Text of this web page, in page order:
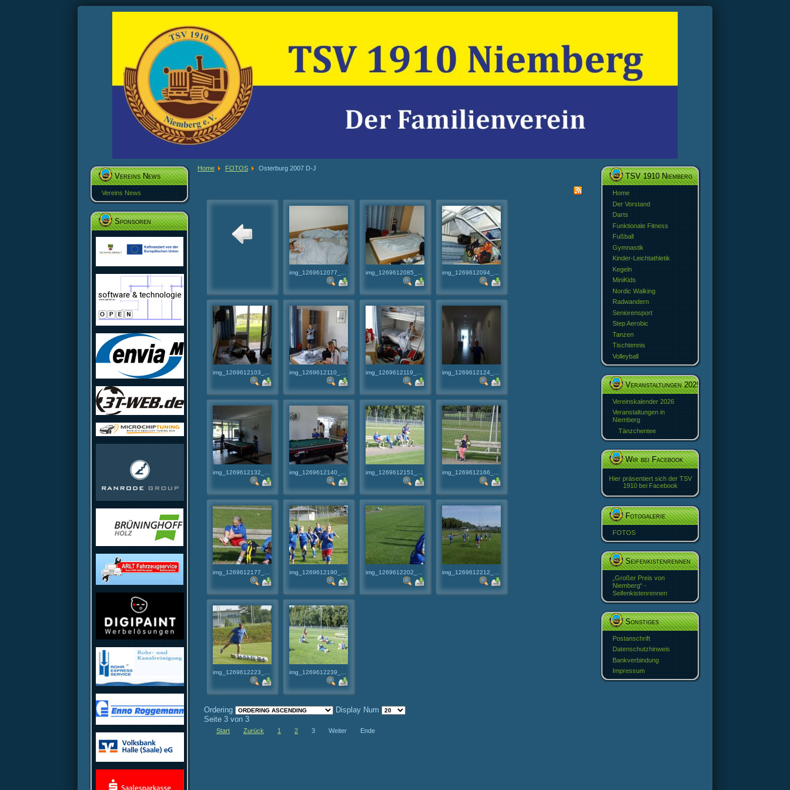
Vereins News
Vereins News
Sponsoren
Home FOTOS Osterburg 2007 D-J
img_1269612077_... img_1269612085_... img_1269612094_...
img_1269612103_... img_1269612110_... img_1269612119_... img_1269612124_...
img_1269612132_... img_1269612140_... img_1269612151_... img_1269612166_...
img_1269612177_... img_1269612190_... img_1269612202_... img_1269612212_...
img_1269612223_... img_1269612239_...
Ordering
Display Num
Seite 3 von 3
Start Zurück 1 2 3 Weiter Ende
TSV 1910 Niemberg
Home
Der Vorstand
Darts
Funktionale Fitness
Fußball
Gymnastik
Kinder-Leichtathletik
Kegeln
MiniKids
Nordic Walking
Radwandern
Seniorensport
Step Aerobic
Tanzen
Tischtennis
Volleyball
Veranstaltungen 2025
Vereinskalender 2026
Veranstaltungen in
Niemberg
Tänzchentee
Wir bei Facebook
Hier präsentiert sich der TSV
1910 bei Facebook
Fotogalerie
FOTOS
Seifenkistenrennen
„Großer Preis von
Niemberg“ -
Seifenkistenrennen
Sonstiges
Postanschrift
Datenschutzhinweis
Bankverbindung
Impressum